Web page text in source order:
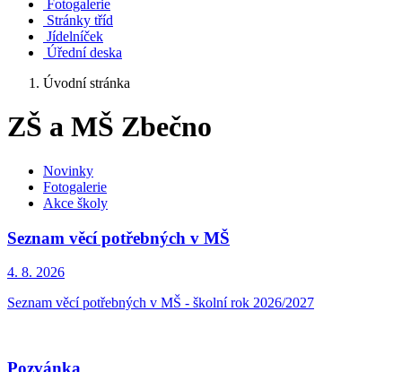
Fotogalerie
Stránky tříd
Jídelníček
Úřední deska
Úvodní stránka
ZŠ a MŠ Zbečno
Novinky
Fotogalerie
Akce školy
Seznam věcí potřebných v MŠ
4. 8. 2026
Seznam věcí potřebných v MŠ - školní rok 2026/2027
Pozvánka